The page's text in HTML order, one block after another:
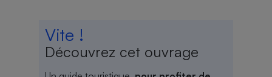
Vite !
Découvrez cet ouvrage